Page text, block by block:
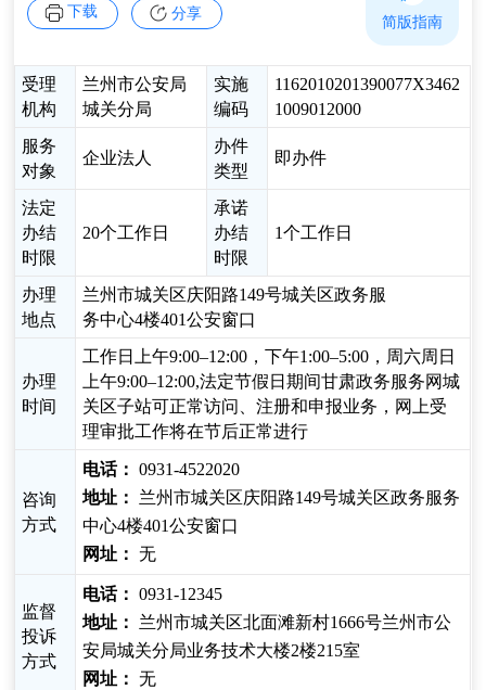
下载 分享
受理
机构
兰州市公安局
城关分局
实施
编码
1162010201390077X3462
1009012000
服务
对象
企业法人
办件
类型
即办件
法定
办结
时限
20个工作日
承诺
办结
时限
1个工作日
办理
地点
兰州市城关区庆阳路149号城关区政务服
务中心4楼401公安窗口
办理
时间
工作日上午9:00–12:00，下午1:00–5:00，周六周日
上午9:00–12:00,法定节假日期间甘肃政务服务网城
关区子站可正常访问、注册和申报业务，网上受
理审批工作将在节后正常进行
咨询
方式
电话： 0931-4522020
地址：
兰州市城关区庆阳路149号城关区政务服务
中心4楼401公安窗口
网址： 无
监督
投诉
方式
电话： 0931-12345
地址：
兰州市城关区北面滩新村1666号兰州市公
安局城关分局业务技术大楼2楼215室
网址： 无
简版指南